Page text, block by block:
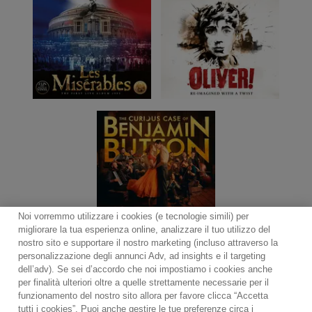
Contact Notiziario
Politica sui cookie
Impostazioni dei cookie
Noi vorremmo utilizzare i cookies (e tecnologie simili) per
migliorare la tua esperienza online, analizzare il tuo utilizzo del
nostro sito e supportare il nostro marketing (incluso attraverso la
personalizzazione degli annunci Adv, ad insights e il targeting
dell’adv). Se sei d’accordo che noi impostiamo i cookies anche
per finalità ulteriori oltre a quelle strettamente necessarie per il
funzionamento del nostro sito allora per favore clicca “Accetta
tutti i cookies”. Puoi anche gestire le tue preferenze circa i